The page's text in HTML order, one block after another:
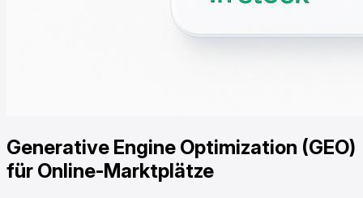
Generative Engine Optimization (GEO)
für Online-Marktplätze